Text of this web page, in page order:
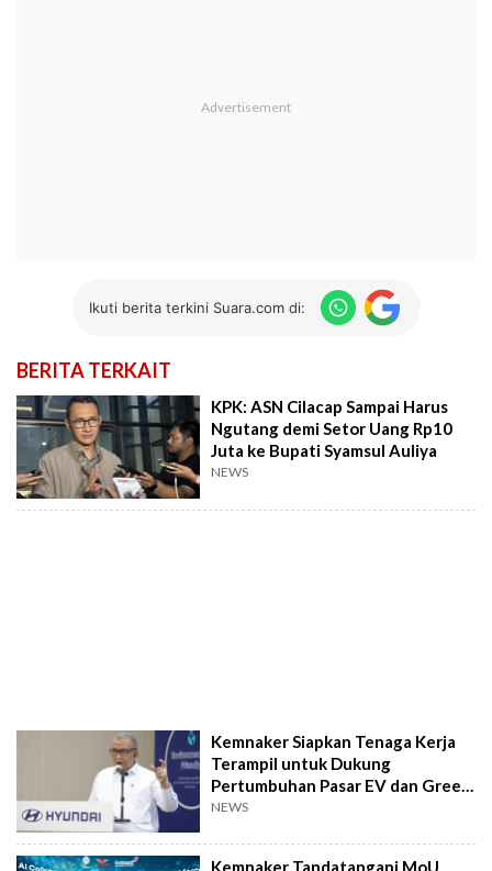
Ikuti berita terkini Suara.com di:
BERITA TERKAIT
KPK: ASN Cilacap Sampai Harus
Ngutang demi Setor Uang Rp10
Juta ke Bupati Syamsul Auliya
NEWS
Kemnaker Siapkan Tenaga Kerja
Terampil untuk Dukung
Pertumbuhan Pasar EV dan Green
Jobs
NEWS
Kemnaker Tandatangani MoU